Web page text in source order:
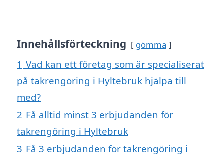
Innehållsförteckning gömma
1 Vad kan ett företag som är specialiserat
på takrengöring i Hyltebruk hjälpa till
med?
2 Få alltid minst 3 erbjudanden för
takrengöring i Hyltebruk
3 Få 3 erbjudanden för takrengöring i